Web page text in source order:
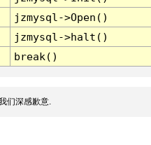
jzmysql->Open()
jzmysql->halt()
break()
们深感歉意.